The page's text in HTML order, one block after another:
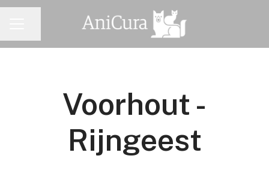
Voorhout -
Rijngeest